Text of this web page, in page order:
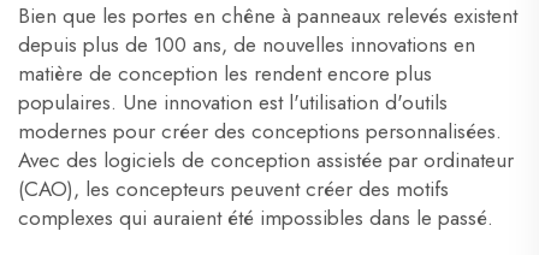
Bien que les portes en chêne à panneaux relevés existent
depuis plus de 100 ans, de nouvelles innovations en
matière de conception les rendent encore plus
populaires. Une innovation est l'utilisation d'outils
modernes pour créer des conceptions personnalisées.
Avec des logiciels de conception assistée par ordinateur
(CAO), les concepteurs peuvent créer des motifs
complexes qui auraient été impossibles dans le passé.